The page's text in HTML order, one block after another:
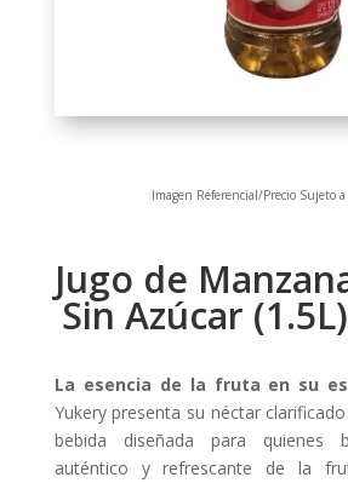
Imagen Referencial/Precio Sujeto
Jugo de
Sin Azúcar
La esencia de la fruta en su
Yukery presenta su néctar
bebida diseñada para quienes
auténtico y refrescante de la